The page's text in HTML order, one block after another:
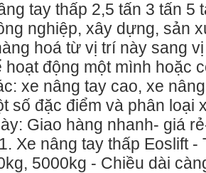
tay thấp 2,5 tấn 3 tấn 5
nghiệp, xây dựng, sản
hoá từ vị trí này sang
hoạt động một mình hoặc
xe nâng tay cao, xe
số đặc điểm và phân loại
Giao hàng nhanh- giá
Xe nâng tay thấp Eoslift -
5000kg - Chiều dài
thue xe may phu yen - cho thuê xe máy
yên
cho thuê xe máy phú yên - Cho
xe máy ở tại Tuy Hòa Phú Yên